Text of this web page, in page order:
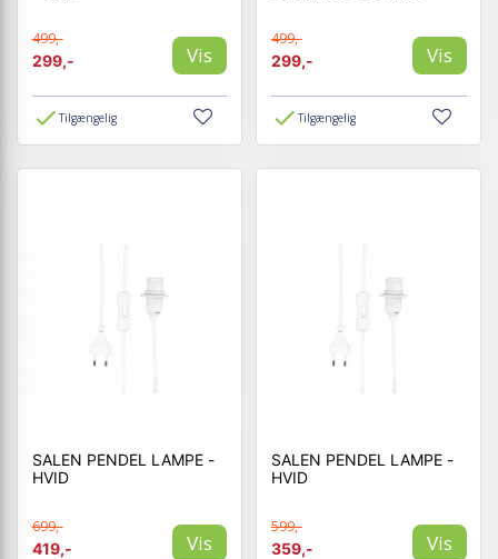
499,-
299,-
Vis
Tilgængelig
499,-
299,-
Vis
Tilgængelig
SALEN PENDEL LAMPE -
HVID
699,-
419,-
Vis
SALEN PENDEL LAMPE -
HVID
599,-
359,-
Vis